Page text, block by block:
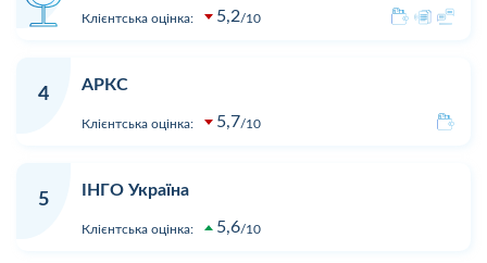
Клієнтська оцінка: 5,2 10
4
АРКС
Клієнтська оцінка: 5,7 10
5
ІНГО Україна
Клієнтська оцінка: 5,6 10